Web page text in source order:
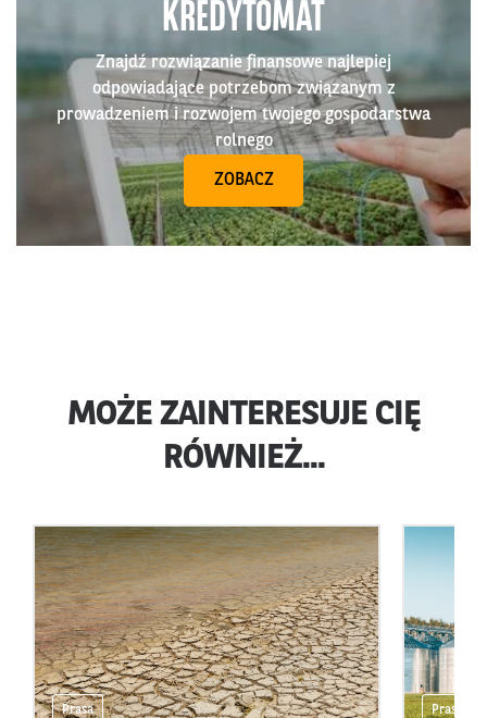
KREDYTOMAT
Znajdź rozwiązanie finansowe najlepiej
odpowiadające potrzebom związanym z
prowadzeniem i rozwojem twojego gospodarstwa
rolnego
ZOBACZ
MOŻE ZAINTERESUJE CIĘ
RÓWNIEŻ...
Prasa Prasa